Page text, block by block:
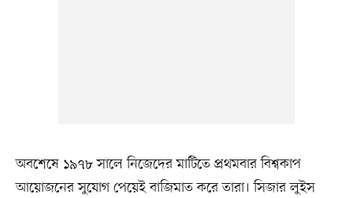
অবশেষে ১৯৭৮ সালে নিজেদের মাটিতে প্রথমবার বিশ্বকাপ
আয়োজনের সুযোগ পেয়েই বাজিমাত করে তারা। সিজার লুইস